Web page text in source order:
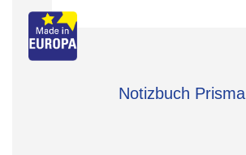
Notizbuch Prisma